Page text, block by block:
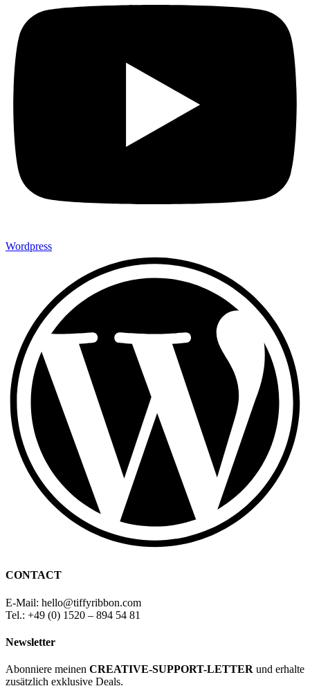
Wordpress
CONTACT
E-Mail: hello@tiffyribbon.com
Tel.: +49 (0) 1520 – 894 54 81
Newsletter
Abonniere meinen CREATIVE-SUPPORT-LETTER und erhalte
zusätzlich exklusive Deals.